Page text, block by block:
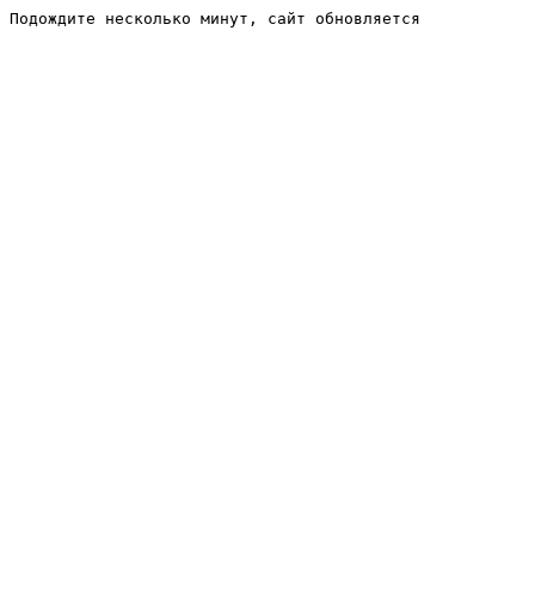
Подождите несколько минут, сайт обновляется